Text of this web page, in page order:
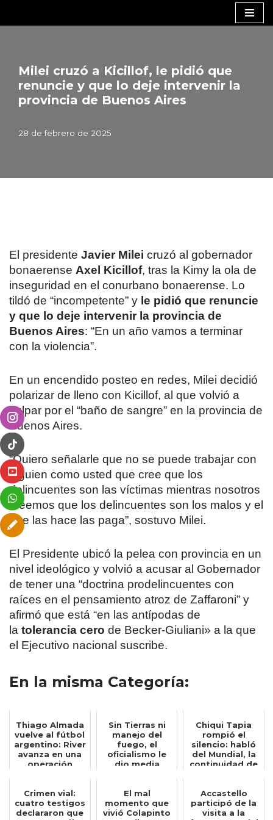
Milei cruzó a Kicillof, le pidió que
renuncie y que lo deje intervenir la
provincia de Buenos Aires
28 de febrero de 2025
El presidente Javier Milei cruzó al gobernador
bonaerense Axel Kicillof, tras la Kimy la ola de
inseguridad en el conurbano bonaerense. Lo
tildó de “incompetente” y le pidió que renuncie
y que lo deje intervenir la provincia de
Buenos Aires: “En un año vamos a terminar
con la violencia”.
En un encendido posteo en redes, Milei decidió
polarizar de lleno con Kicillof, al que volvió a
culpar por el “baño de sangre” en la provincia de
Buenos Aires.
“Quiero señalarle que no se puede trabajar con
alguien como usted que cree que los
delincuentes son las víctimas mientras nosotros
creemos que los delincuentes son los malos y el
que las hace las paga”, sostuvo Milei.
El Presidente ubicó la pelea con provincia en un
nivel ideológico y volvió a acusar al Gobernador
de tener una “doctrina prodelincuentes con
raíces en el pensamiento atroz de Zaffaroni” y
afirmó que está “en las antípodas de
la tolerancia cero de Becker-Giuliani» a la que
el Ejecutivo nacional suscribe.
En la misma Categoría:
Thiago Almada
vuelve al fútbol
argentino: River
avanza en una
operación
Sin Tierras ni
manejo del
fuego, el
oficialismo le
dio media
Chiqui Tapia
rompió el
silencio: habló
del Mundial, la
continuidad de
Crimen vial:
cuatro testigos
declararon que
El mal
momento que
vivió Colapinto
Accastello
participó de la
visita a la